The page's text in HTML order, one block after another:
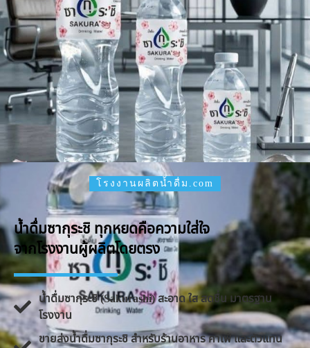
โรงงานผลิตน้ำดื่ม.com
น้ำดื่มซากุระชิ ทุกหยดคือความใส่ใจ
จากโรงงานผู้ผลิตโดยตรง
น้ำดื่มซากุระชิ (Sakurashi) สะอาด ใส สดชื่น มาตรฐาน
โรงงาน
ขายส่งน้ำดื่มซากุระชิ สำหรับร้านอาหาร คาเฟ่ และตัวแทน